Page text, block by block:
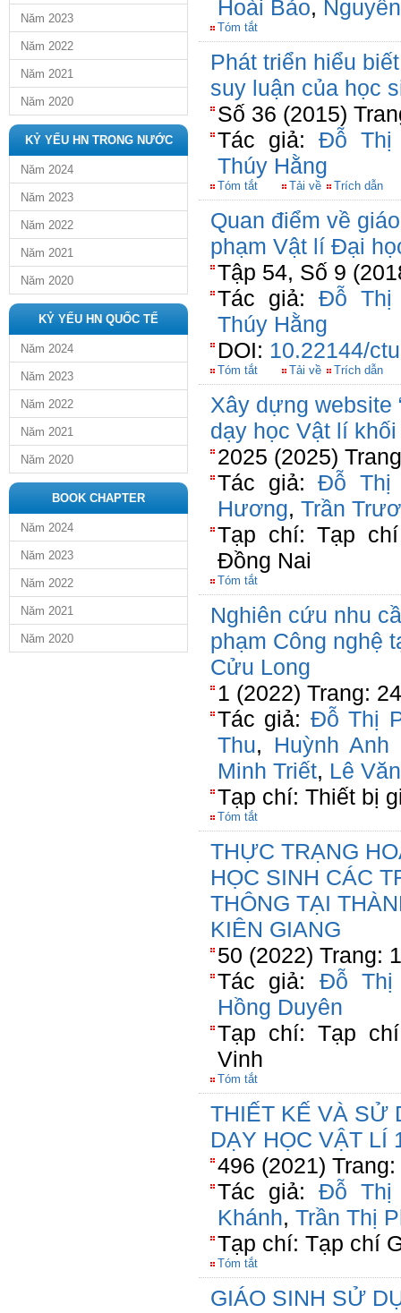
Năm 2023
Năm 2022
Năm 2021
Năm 2020
KỶ YẾU HN TRONG NƯỚC
Năm 2024
Năm 2023
Năm 2022
Năm 2021
Năm 2020
KỶ YẾU HN QUỐC TẾ
Năm 2024
Năm 2023
Năm 2022
Năm 2021
Năm 2020
BOOK CHAPTER
Năm 2024
Năm 2023
Năm 2022
Năm 2021
Năm 2020
Hoài Bảo,
Tóm tắt
Phát triển hiểu
suy luận của học
Số 36 (2015)
Tác giả: Đỗ Thị
Thúy Hằng
Tóm tắt Tải về Trích dẫn
Quan điểm về
phạm Vật lí Đại
Tập 54, Số 9
Tác giả: Đỗ Thị
Thúy Hằng
DOI: 10.22144/
Tóm tắt Tải về Trích dẫn
Xây dựng website
dạy học Vật lí
2025 (2025)
Tác giả:Đỗ Thị
Hương, Trần
Tạp chí: Tạp
Đồng Nai
Tóm tắt
Nghiên cứu nhu
phạm Công nghệ
Cửu Long
1 (2022) Trang:
Tác giả: Đỗ Thị
Thu, Huỳnh Anh
Minh Triết, Lê
Tạp chí: Thiết bị
Tóm tắt
THỰC TRẠNG
HỌC SINH CÁC
THÔNG TẠI
KIÊN GIANG
50 (2022) Trang:
Tác giả: Đỗ Thị
Hồng Duyên
Tạp chí: Tạp
Vinh
Tóm tắt
THIẾT KẾ VÀ SỬ
DẠY HỌC VẬT LÍ
496 (2021)
Tác giả: Đỗ Thị
Khánh, Trần Thị
Tạp chí: Tạp chí
Tóm tắt
GIÁO SINH SỬ